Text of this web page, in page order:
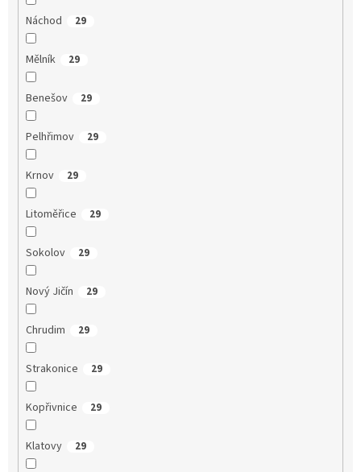
Náchod 29
Mělník 29
Benešov 29
Pelhřimov 29
Krnov 29
Litoměřice 29
Sokolov 29
Nový Jičín 29
Chrudim 29
Strakonice 29
Kopřivnice 29
Klatovy 29